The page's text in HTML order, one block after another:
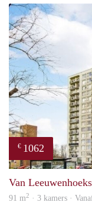
€ 1062
Van
91 m2 · 3 kamers ·